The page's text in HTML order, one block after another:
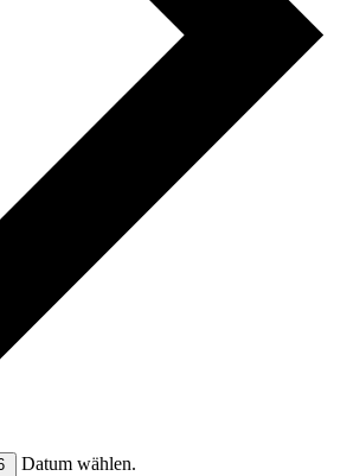
Datum wählen.